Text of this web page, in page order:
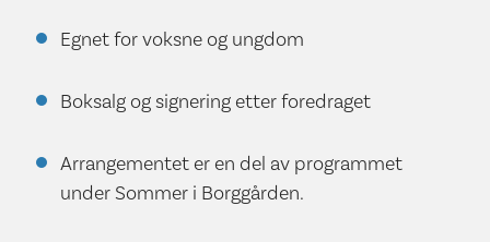
Egnet for voksne og ungdom
Boksalg og signering etter foredraget
Arrangementet er en del av programmet
under Sommer i Borggården.